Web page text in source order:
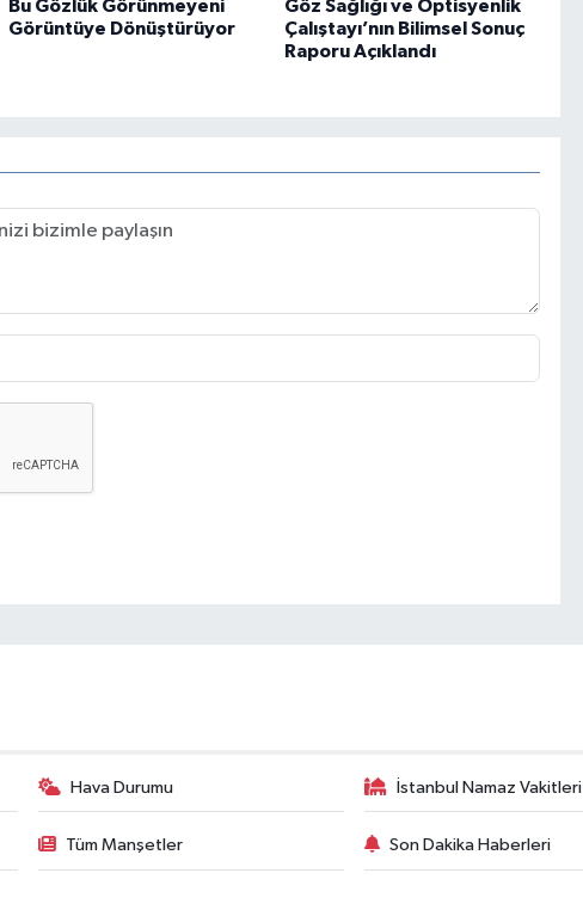
Bu Gözlük Görünmeyeni
Görüntüye Dönüştürüyor
Göz Sağlığı ve Optisyenlik
Çalıştayı’nın Bilimsel Sonuç
Raporu Açıklandı
Hava Durumu İstanbul Namaz Vakitleri
Tüm Manşetler Son Dakika Haberleri